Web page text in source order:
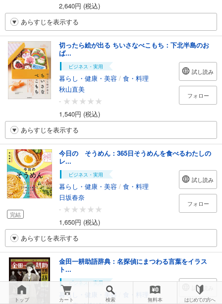
2,640円 (税込)
あらすじを表示する
切ったら絵が出る ちいさなべこもち：下北半島のお
ば...
ビジネス・実用
暮らし・健康・美容 / 食・料理
秋山直美
-
1,540円 (税込)
試し読み
フォロー
あらすじを表示する
完結
今日の そうめん：365日そうめんを食べるわたしの
レ...
ビジネス・実用
暮らし・健康・美容 / 食・料理
日坂春奈
-
1,650円 (税込)
試し読み
フォロー
あらすじを表示する
金田一耕助語辞典：名探偵にまつわる言葉をイラス
ト...
ビジネス・実用
暮らし・健康・美容
食・料理
試し読み
トップ カート 検索 無料本 はじめての方へ